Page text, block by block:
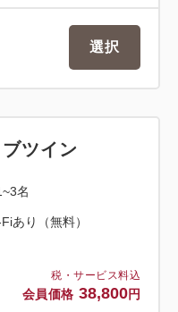
選択
税・サービス料込
会員価格 38,800円
ツイン
名
あり（無料）